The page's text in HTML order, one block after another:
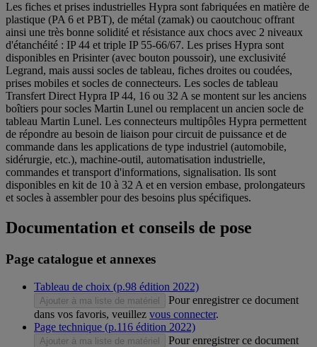
Les fiches et prises industrielles Hypra sont fabriquées en matière de
plastique (PA 6 et PBT), de métal (zamak) ou caoutchouc offrant
ainsi une très bonne solidité et résistance aux chocs avec 2 niveaux
d'étanchéité : IP 44 et triple IP 55-66/67. Les prises Hypra sont
disponibles en Prisinter (avec bouton poussoir), une exclusivité
Legrand, mais aussi socles de tableau, fiches droites ou coudées,
prises mobiles et socles de connecteurs. Les socles de tableau
Transfert Direct Hypra IP 44, 16 ou 32 A se montent sur les anciens
boîtiers pour socles Martin Lunel ou remplacent un ancien socle de
tableau Martin Lunel. Les connecteurs multipôles Hypra permettent
de répondre au besoin de liaison pour circuit de puissance et de
commande dans les applications de type industriel (automobile,
sidérurgie, etc.), machine-outil, automatisation industrielle,
commandes et transport d'informations, signalisation. Ils sont
disponibles en kit de 10 à 32 A et en version embase, prolongateurs
et socles à assembler pour des besoins plus spécifiques.
Documentation et conseils de pose
Page catalogue et annexes
Tableau de choix (p.98 édition 2022)
Ajouter à ma liste de matériel
Pour enregistrer ce document
dans vos favoris, veuillez vous connecter.
Page technique (p.116 édition 2022)
Ajouter à ma liste de matériel
Pour enregistrer ce document